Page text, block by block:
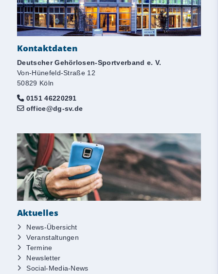
Kontaktdaten
Deutscher Gehörlosen-Sportverband e. V.
Von-Hünefeld-Straße 12
50829 Köln
0151 46220291
office@dg-sv.de
Aktuelles
News-Übersicht
Veranstaltungen
Termine
Newsletter
Social-Media-News